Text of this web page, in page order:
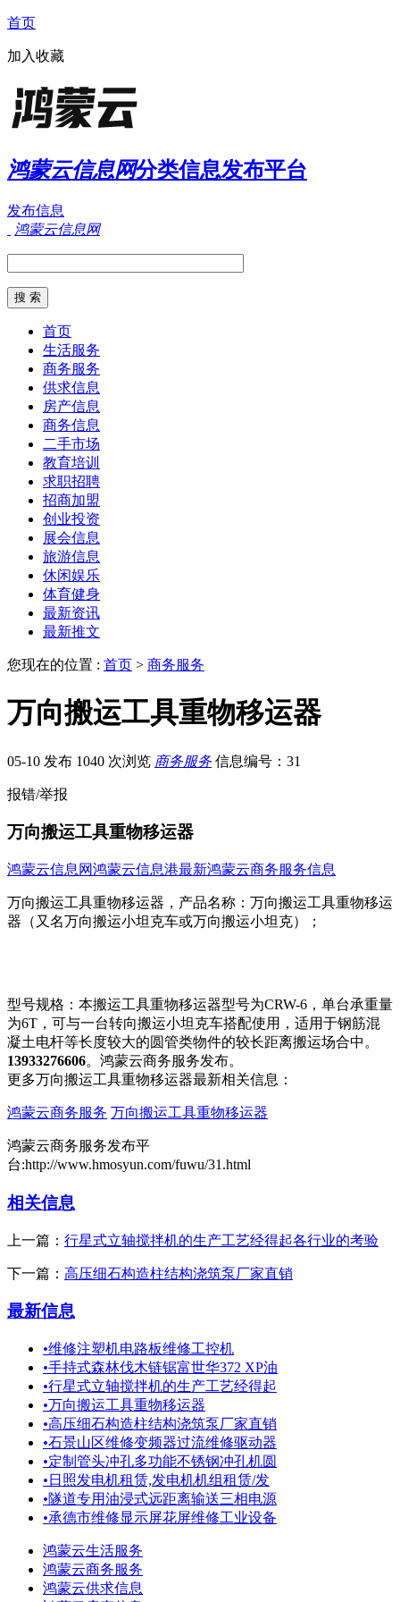
首页
加入收藏
鸿蒙云信息网分类信息发布平台
发布信息
鸿蒙云信息网
首页
生活服务
商务服务
供求信息
房产信息
商务信息
二手市场
教育培训
求职招聘
招商加盟
创业投资
展会信息
旅游信息
休闲娱乐
体育健身
最新资讯
最新推文
您现在的位置 : 首页 > 商务服务
万向搬运工具重物移运器
05-10 发布 1040 次浏览 商务服务 信息编号：31
报错/举报
万向搬运工具重物移运器
鸿蒙云信息网鸿蒙云信息港最新鸿蒙云商务服务信息
万向搬运工具重物移运器，产品名称：万向搬运工具重物移运
器（又名万向搬运小坦​‌‌克车或万向搬运小坦克）；
型号规格：本搬运工具重物移运器型号为CRW-6，单台承重量
为6T，可与一台转向搬运小坦克车搭配使用，适用于钢筋混
凝土电杆等长度较大的圆管类物件的较长距离搬运场合中。
13933276606。鸿蒙云商务服务发布。
更多万向搬运工具重物移运器最新相关信息：
鸿蒙云商务服务 万向搬运工具重物移运器
鸿蒙云商务服务发布平
台:http://www.hmosyun.com/fuwu/31.html
相关信息
上一篇： 行星式立轴搅拌机的生产工艺经得起各行业的考验
下一篇： 高压细石构造柱结构浇筑泵厂家直销
最新信息
•维修注塑机电路板维修工控机
•手持式森林伐木链锯富世华372 XP油
•行星式立轴搅拌机的生产工艺经得起
•万向搬运工具重物移运器
•高压细石构造柱结构浇筑泵厂家直销
•石景山区维修变频器过流维修驱动器
•定制管头冲孔多功能不锈钢冲孔机圆
• 日照发电机租赁,发电机机组租赁/发
•隧道专用油浸式远距离输送三相电源
•承德市维修显示屏花屏维修工业设备
鸿蒙云生活服务
鸿蒙云商务服务
鸿蒙云供求信息